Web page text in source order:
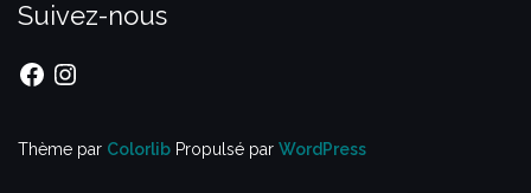
Suivez-nous
FacebookInstagram
Thème par Colorlib Propulsé par WordPress